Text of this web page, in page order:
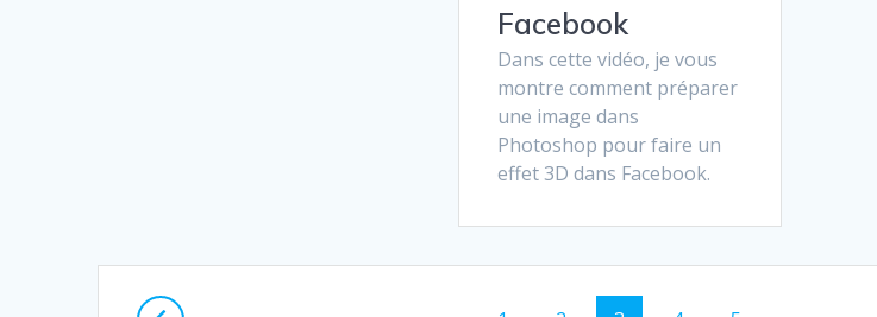
Facebook
Dans cette vidéo, je vous
montre comment préparer
une image dans
Photoshop pour faire un
effet 3D dans Facebook.
Navigation